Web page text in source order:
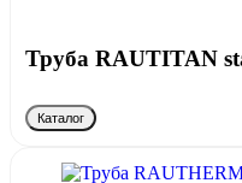
Труба RAUTITAN
Каталог